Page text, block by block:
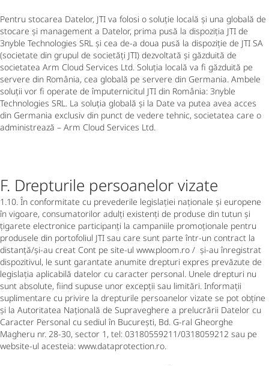
Pentru stocarea Datelor, JTI va folosi o soluție locală și una globală de
stocare și management a Datelor, prima pusă la dispoziția JTI de
3nyble Technologies SRL și cea de-a doua pusă la dispoziție de JTI SA
(societate din grupul de societăți JTI) dezvoltată și găzduită de
societatea Arm Cloud Services Ltd. Soluția locală va fi găzduită pe
servere din România, cea globală pe servere din Germania. Ambele
soluții vor fi operate de împuternicitul JTI din România: 3nyble
Technologies SRL. La soluția globală și la Date va putea avea acces
din Germania exclusiv din punct de vedere tehnic, societatea care o
administrează – Arm Cloud Services Ltd.
F. Drepturile persoanelor vizate
1.10. În conformitate cu prevederile legislației naționale și europene
în vigoare, consumatorilor adulți existenți de produse din tutun și
țigarete electronice participanți la campaniile promoționale pentru
produsele din portofoliul JTI sau care sunt parte într-un contract la
distanță/și-au creat Cont pe site-ul www.ploom.ro / și-au înregistrat
dispozitivul, le sunt garantate anumite drepturi expres prevăzute de
legislația aplicabilă datelor cu caracter personal. Unele drepturi nu
sunt absolute, fiind supuse unor excepții sau limitări. Informații
suplimentare cu privire la drepturile persoanelor vizate se pot obține
și la Autoritatea Națională de Supraveghere a prelucrării Datelor cu
Caracter Personal cu sediul în București, Bd. G-ral Gheorghe
Magheru nr. 28-30, sector 1, tel: 03180559211/0318059212 sau pe
website-ul acesteia: www.dataprotection.ro.